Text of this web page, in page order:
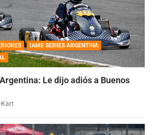
IAME SERIES ARGENTINA
Le dijo adiós a Buenos
Kart